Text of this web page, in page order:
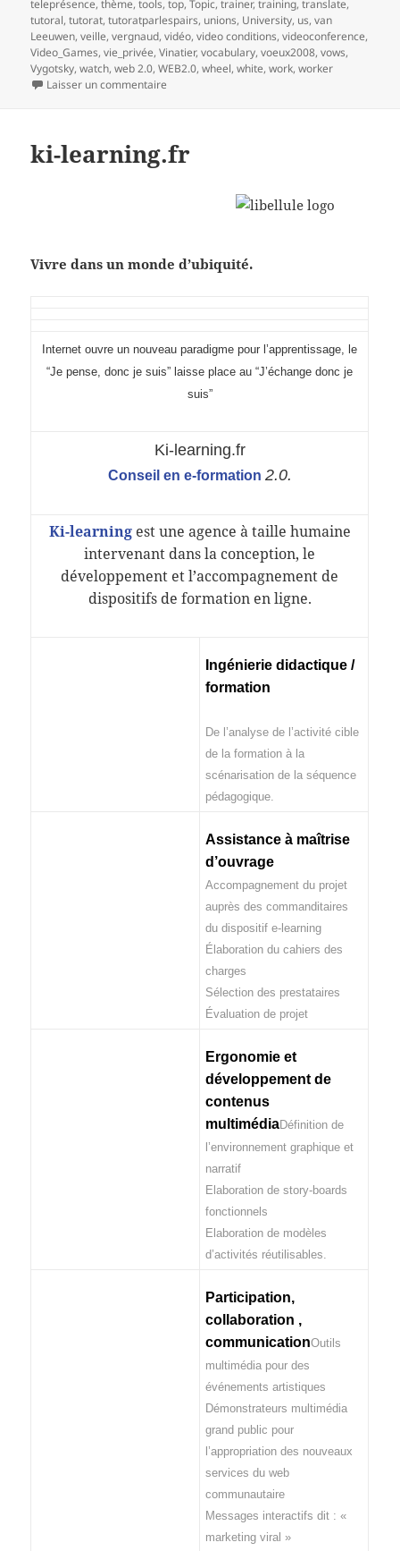
teleprésence,thème,tools,top,Topic,trainer,training,translate,
tutoral,tutorat,tutoratparlespairs, unions, University, us,van
Leeuwen,veille,vergnaud,vidéo,video conditions,videoconference,
Video_Games,vie_privée,Vinatier,vocabulary,voeux2008,vows,
Vygotsky,watch,web 2.0,WEB2.0,wheel,white,work,worker
Laisser un commentaire
ki-learning.fr
Vivre dans un monde d’ubiquité.
Internet ouvre un nouveau paradigme pour l’apprentissage, le
“Je pense, donc je suis” laisse place au “J’échange donc je
suis”
Ki-learning.fr
Conseil en e-formation 2.0.
Ki-learningest une agence à taille humaine
intervenant dans la conception, le
développement et l’accompagnement de
dispositifs de formation en ligne.
Ingénierie didactique /
formation
De l’analyse de l’activité cible
de la formation à la
scénarisation de la séquence
pédagogique.
Assistance à maîtrise
d’ouvrage
Accompagnement du projet
auprès des commanditaires
du dispositif e-learning
Élaboration du cahiers des
charges
Sélection des prestataires
Évaluation de projet
Ergonomie et
développement de
contenus
multimédiaDéfinition de
l’environnement graphique et
narratif
Elaboration de story-boards
fonctionnels
Elaboration de modèles
d’activités réutilisables.
Participation,
collaboration ,
communicationOutils
multimédia pour des
événements artistiques
Démonstrateurs multimédia
grand public pour
l’appropriation des nouveaux
services du web
communautaire
Messages interactifs dit : «
marketing viral »